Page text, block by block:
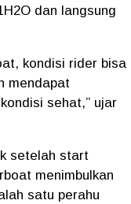
dan langsung
kondisi rider bisa
mendapat
sehat,” ujar
setelah start
menimbulkan
satu perahu